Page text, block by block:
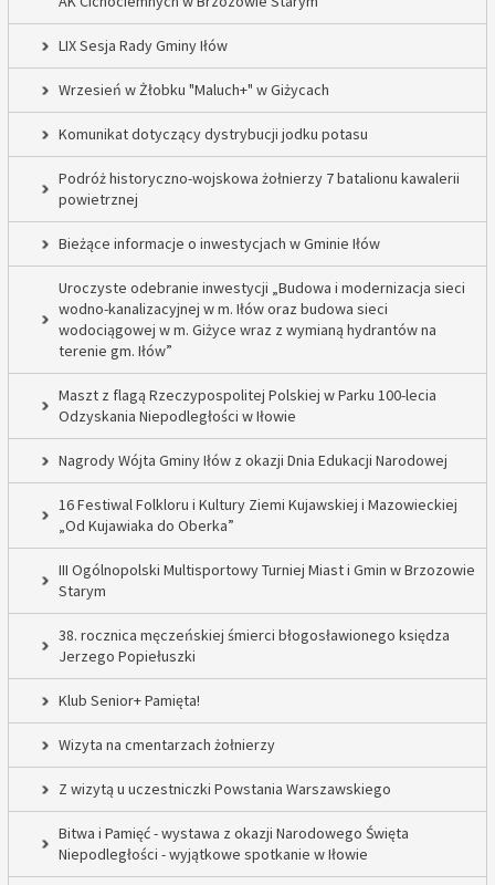
LIX Sesja Rady Gminy Iłów
Wrzesień w Żłobku "Maluch+" w Giżycach
Komunikat dotyczący dystrybucji jodku potasu
Podróż historyczno-wojskowa żołnierzy 7 batalionu kawalerii
powietrznej
Bieżące informacje o inwestycjach w Gminie Iłów
Uroczyste odebranie inwestycji „Budowa i modernizacja sieci
wodno-kanalizacyjnej w m. Iłów oraz budowa sieci
wodociągowej w m. Giżyce wraz z wymianą hydrantów na
terenie gm. Iłów”
Maszt z flagą Rzeczypospolitej Polskiej w Parku 100-lecia
Odzyskania Niepodległości w Iłowie
Nagrody Wójta Gminy Iłów z okazji Dnia Edukacji Narodowej
16 Festiwal Folkloru i Kultury Ziemi Kujawskiej i Mazowieckiej
„Od Kujawiaka do Oberka”
III Ogólnopolski Multisportowy Turniej Miast i Gmin w Brzozowie
Starym
38. rocznica męczeńskiej śmierci błogosławionego księdza
Jerzego Popiełuszki
Klub Senior+ Pamięta!
Wizyta na cmentarzach żołnierzy
Z wizytą u uczestniczki Powstania Warszawskiego
Bitwa i Pamięć - wystawa z okazji Narodowego Święta
Niepodległości - wyjątkowe spotkanie w Iłowie